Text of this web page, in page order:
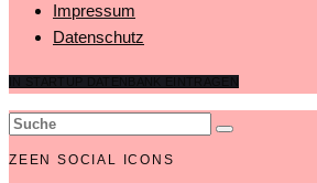
Impressum
Datenschutz
ZEEN SOCIAL ICONS